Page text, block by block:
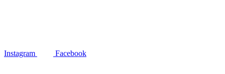
Instagram Facebook